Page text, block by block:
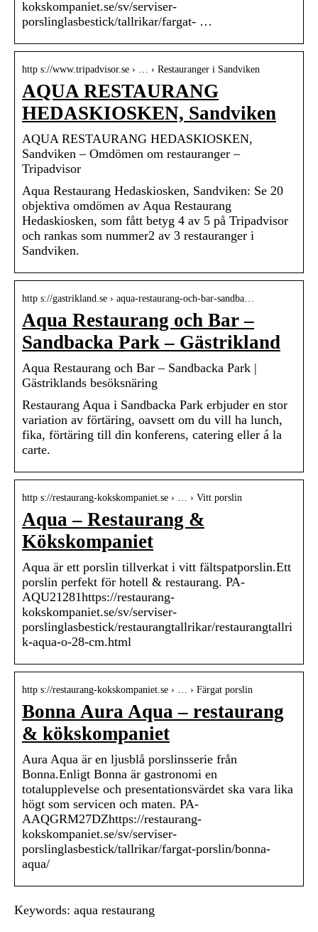
kokskompaniet.se/sv/serviser-
porslinglasbestick/tallrikar/fargat- …
http s://www.tripadvisor.se › … › Restauranger i Sandviken
AQUA RESTAURANG
HEDASKIOSKEN, Sandviken
AQUA RESTAURANG HEDASKIOSKEN,
Sandviken – Omdömen om restauranger –
Tripadvisor
Aqua Restaurang Hedaskiosken, Sandviken: Se 20
objektiva omdömen av Aqua Restaurang
Hedaskiosken, som fått betyg 4 av 5 på Tripadvisor
och rankas som nummer2 av 3 restauranger i
Sandviken.
http s://gastrikland.se › aqua-restaurang-och-bar-sandba…
Aqua Restaurang och Bar –
Sandbacka Park – Gästrikland
Aqua Restaurang och Bar – Sandbacka Park |
Gästriklands besöksnäring
Restaurang Aqua i Sandbacka Park erbjuder en stor
variation av förtäring, oavsett om du vill ha lunch,
fika, förtäring till din konferens, catering eller á la
carte.
http s://restaurang-kokskompaniet.se › … › Vitt porslin
Aqua – Restaurang &
Kökskompaniet
Aqua är ett porslin tillverkat i vitt fältspatporslin.Ett
porslin perfekt för hotell & restaurang. PA-
AQU21281https://restaurang-
kokskompaniet.se/sv/serviser-
porslinglasbestick/restaurangtallrikar/restaurangtallri
k-aqua-o-28-cm.html
http s://restaurang-kokskompaniet.se › … › Färgat porslin
Bonna Aura Aqua – restaurang
& kökskompaniet
Aura Aqua är en ljusblå porslinsserie från
Bonna.Enligt Bonna är gastronomi en
totalupplevelse och presentationsvärdet ska vara lika
högt som servicen och maten. PA-
AAQGRM27DZhttps://restaurang-
kokskompaniet.se/sv/serviser-
porslinglasbestick/tallrikar/fargat-porslin/bonna-
aqua/
Keywords: aqua restaurang